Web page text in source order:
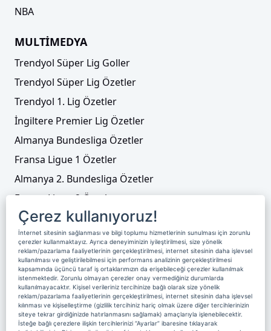
NBA
MULTİMEDYA
Trendyol Süper Lig Goller
Trendyol Süper Lig Özetler
Trendyol 1. Lig Özetler
İngiltere Premier Lig Özetler
Almanya Bundesliga Özetler
Fransa Ligue 1 Özetler
Almanya 2. Bundesliga Özetler
Fransa Ligue 2 Özetler
Tenis
Video Liste
Foto Galeriler
Üyelik Yayın Akışı Reklam
Site Sözleşmesi
Künye ve İletişim
Çerez Politikası
Çerez kullanıyoruz!
İnternet sitesinin sağlanması ve bilgi toplumu hizmetlerinin sunulması için zorunlu
çerezler kullanmaktayız. Ayrıca deneyiminizin iyileştirilmesi, size yönelik
reklam/pazarlama faaliyetlerinin gerçekleştirilmesi, internet sitesinin daha işlevsel
kullanılması ve geliştirilebilmesi için performans analizinin gerçekleştirilmesi
kapsamında üçüncü taraf iş ortaklarımızın da erişebileceği çerezler kullanılmak
istenmektedir. Zorunlu olmayan çerezler onay vermediğiniz durumlarda
kullanılmayacaktır. Kişisel verileriniz tercihinize bağlı olarak size yönelik
reklam/pazarlama faaliyetlerinin gerçekleştirilmesi, internet sitesinin daha işlevsel
kılınması ve kişiselleştirme (gizlilik tercihiniz hariç olmak üzere diğer tercihlerinizin
siteye tekrar girdiğinizde hatırlanmasını sağlamak) amaçlarıyla işlenebilecektir.
İsteğe bağlı çerezlere ilişkin tercihlerinizi “Ayarlar” ibaresine tıklayarak